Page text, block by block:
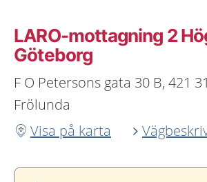
LARO-mottagning 2
Göteborg
F O Petersons gata 30 B, 421
Frölunda
Visa på karta